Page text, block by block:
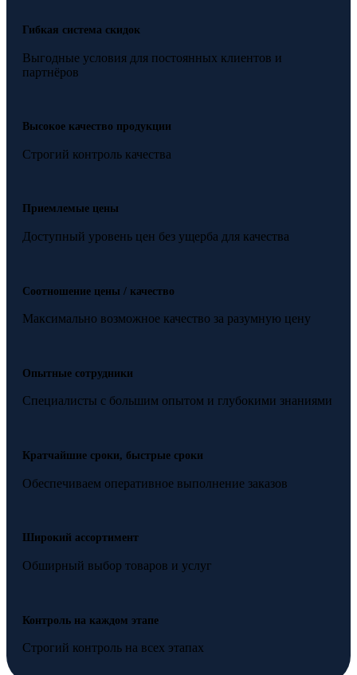
Гибкая система скидок
Выгодные условия для постоянных клиентов и
партнёров
Высокое качество продукции
Строгий контроль качества
Приемлемые цены
Доступный уровень цен без ущерба для качества
Соотношение цены / качество
Максимально возможное качество за разумную цену
Опытные сотрудники
Специалисты с большим опытом и глубокими знаниями
Кратчайшие сроки, быстрые сроки
Обеспечиваем оперативное выполнение заказов
Широкий ассортимент
Обширный выбор товаров и услуг
Контроль на каждом этапе
Строгий контроль на всех этапах